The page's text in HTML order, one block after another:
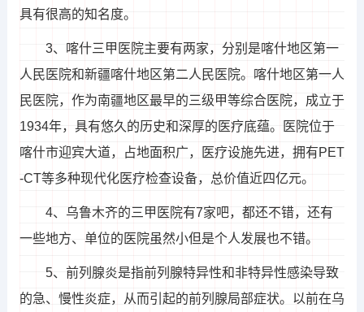
具有很高的知名度。
3、喀什三甲医院主要有两家，分别是喀什地区第一
人民医院和新疆喀什地区第二人民医院。喀什地区第一人
民医院，作为南疆地区最早的三级甲等综合医院，成立于
1934年，具有悠久的历史和深厚的医疗底蕴。医院位于
喀什市迎宾大道，占地面积广，医疗设施先进，拥有PET
-CT等多种现代化医疗检查设备，总价值近四亿元。
4、乌鲁木齐的三甲医院有7家吧，都还不错，还有
一些地方、单位的医院虽然小但是个人发展也不错。
5、前列腺炎是指前列腺特异性和非特异性感染导致
的急、慢性炎症，从而引起的前列腺局部症状。以前在乌